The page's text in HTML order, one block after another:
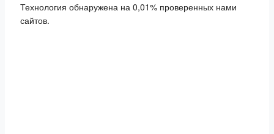
Технология обнаружена на 0,01% проверенных нами
сайтов.